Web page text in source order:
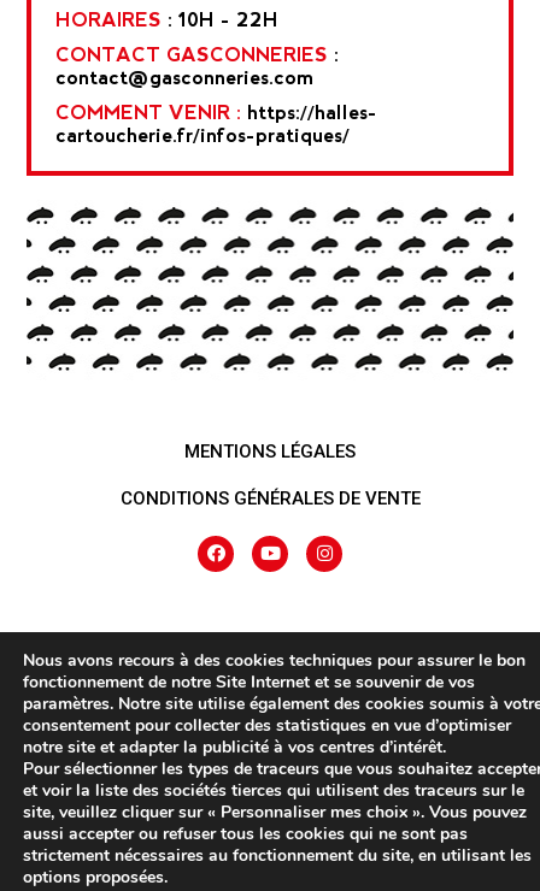
HORAIRES : 10H - 22H
CONTACT GASCONNERIES :
contact@gasconneries.com
COMMENT VENIR : https://halles-
cartoucherie.fr/infos-pratiques/
MENTIONS LÉGALES
CONDITIONS GÉNÉRALES DE VENTE
Nous avons recours à des cookies techniques pour assurer le bon
fonctionnement de notre Site Internet et se souvenir de vos
paramètres. Notre site utilise également des cookies soumis à
consentement pour collecter des statistiques en vue d’optimiser
notre site et adapter la publicité à vos centres d’intérêt.
Pour sélectionner les types de traceurs que vous souhaitez
et voir la liste des sociétés tierces qui utilisent des traceurs sur le
site, veuillez cliquer sur « Personnaliser mes choix ». Vous pouvez
aussi accepter ou refuser tous les cookies qui ne sont pas
strictement nécessaires au fonctionnement du site, en utilisant les
options proposées.